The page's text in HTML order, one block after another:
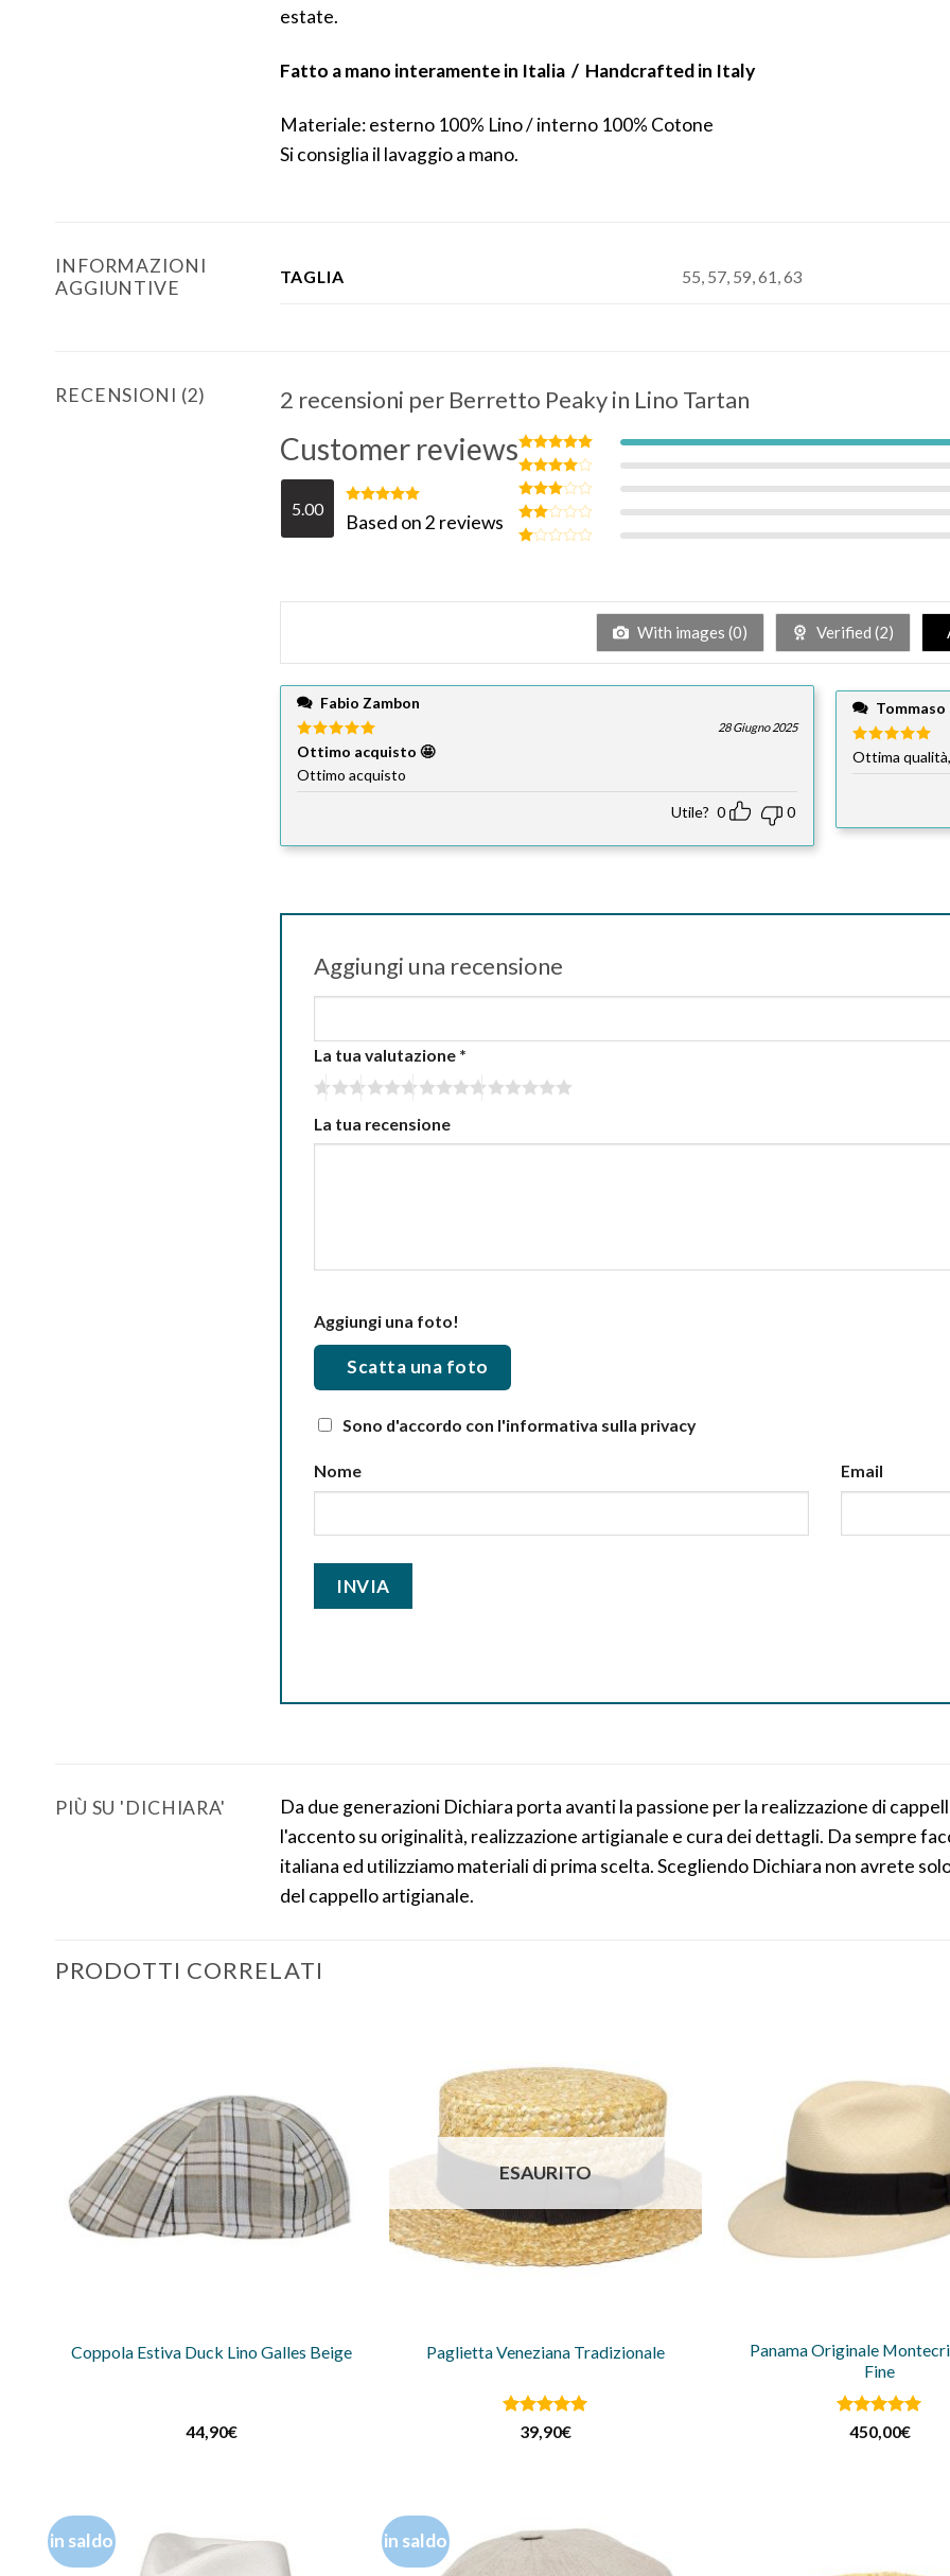
estate.
Fatto a mano interamente in Italia / Handcrafted in Italy
Materiale: esterno 100% Lino / interno 100% Cotone
Si consiglia il lavaggio a mano.
INFORMAZIONI
AGGIUNTIVE
TAGLIA 55, 57, 59, 61, 63
RECENSIONI (2) 2 recensioni per Berretto Peaky in Lino Tartan
Customer reviews
5.00
Valutato
5.00su 5
Based on 2 reviews
Valutato5
su 5
Valutato
4su 5
Valutato
3su 5
Valutato
5
With images (0) Verified (2)
Fabio Zambon
Valutato5
28 Giugno 2025
Ottimo acquisto 🤩
Ottimo acquisto
Utile? 0 0
Valutato5
su 5
Ottima
Aggiungi una recensione
La tua valutazione *
La tua recensione
Aggiungi una foto!
Scatta una foto
Sono d'accordo con l'informativa sulla privacy
Nome Email
PIÙ SU 'DICHIARA'
Da due generazioni Dichiara porta avanti la passione per la realizzazione di
l'accento su originalità, realizzazione artigianale e cura dei dettagli. Da sempre
italiana ed utilizziamo materiali di prima scelta. Scegliendo Dichiara non avrete
del cappello artigianale.
PRODOTTI CORRELATI
Coppola Estiva Duck Lino Galles Beige
44,90€
ESAURITO
Paglietta Veneziana Tradizionale
Valutato5
39,90€
Panama Originale
Fine
Valutato5
450,00€
in saldo in saldo